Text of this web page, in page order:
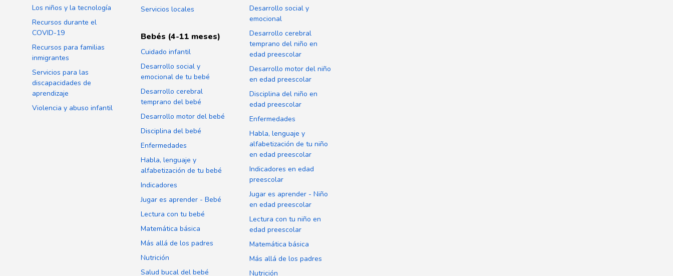
Los niños y la tecnología
Recursos durante el
COVID-19
Recursos para familias
inmigrantes
Servicios para las
discapacidades de
aprendizaje
Violencia y abuso infantil
Servicios locales
Bebés (4-11 meses)
Cuidado infantil
Desarrollo social y
emocional de tu bebé
Desarrollo cerebral
temprano del bebé
Desarrollo motor del bebé
Disciplina del bebé
Enfermedades
Habla, lenguaje y
alfabetización de tu bebé
Indicadores
Jugar es aprender - Bebé
Lectura con tu bebé
Matemática básica
Más allá de los padres
Nutrición
Salud bucal del bebé
Desarrollo social y
emocional
Desarrollo cerebral
temprano del niño en
edad preescolar
Desarrollo motor del niño
en edad preescolar
Disciplina del niño en
edad preescolar
Enfermedades
Habla, lenguaje y
alfabetización de tu niño
en edad preescolar
Indicadores en edad
preescolar
Jugar es aprender - Niño
en edad preescolar
Lectura con tu niño en
edad preescolar
Matemática básica
Más allá de los padres
Nutrición